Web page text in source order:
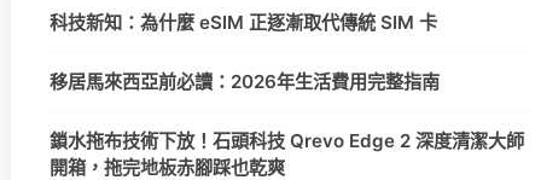
科技新知：為什麼 eSIM 正逐漸取代傳統 SIM 卡
移居馬來西亞前必讀：2026年生活費用完整指南
鎖水拖布技術下放！石頭科技 Qrevo Edge 2 深度清潔大師
開箱，拖完地板赤腳踩也乾爽